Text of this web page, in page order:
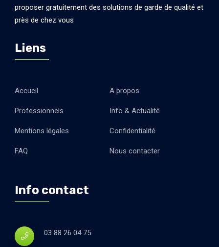
proposer gratuitement des solutions de garde de qualité et
près de chez vous
Liens
Accueil A propos
Professionnels Info & Actualité
Mentions légales Confidentialité
FAQ Nous contacter
Info contact
03 88 26 04 75